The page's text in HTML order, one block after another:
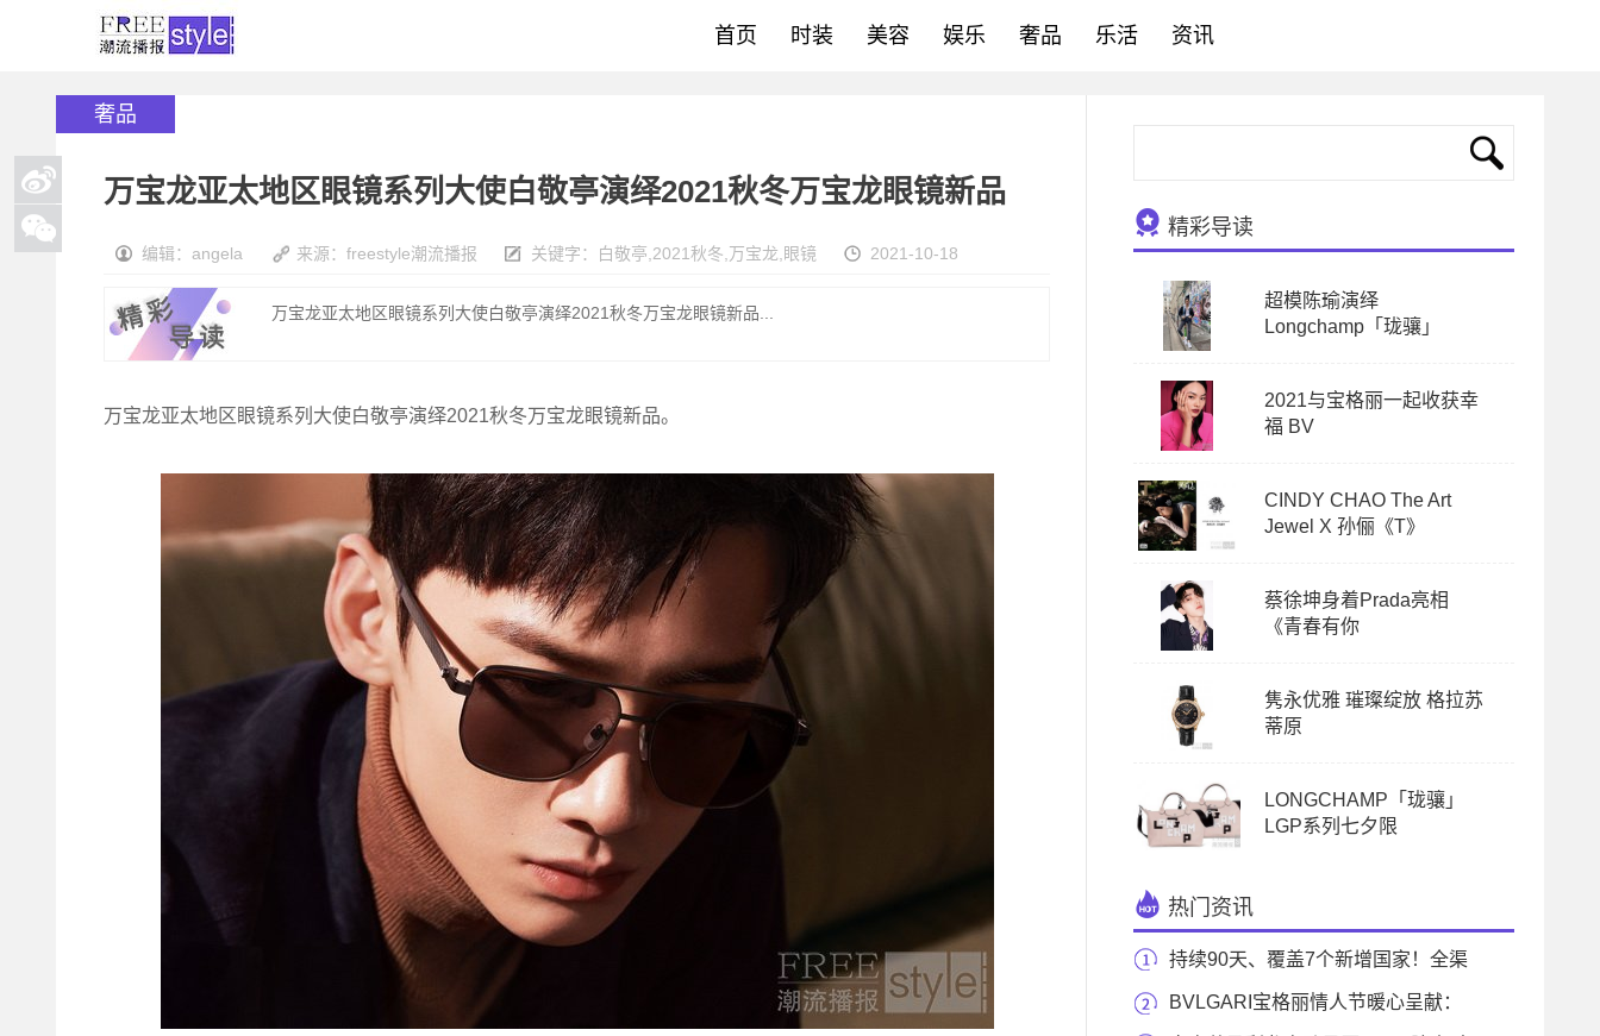
首页 时装 美容 娱乐 奢品 乐活 资讯
奢品
万宝龙亚太地区眼镜系列大使白敬亭演绎2021秋冬万宝龙眼镜新品
编辑：angela 来源：freestyle潮流播报 关键字： 白敬亭 2021秋冬 万宝龙 眼镜 2021-10-18
万宝龙亚太地区眼镜系列大使白敬亭演绎2021秋冬万宝龙眼镜新品...
万宝龙亚太地区眼镜系列大使白敬亭演绎2021秋冬万宝龙眼镜新品。
精彩导读
超模陈瑜演绎
Longchamp「珑骧」
2021与宝格丽一起收获幸
福 BV
CINDY CHAO The Art
Jewel X 孙俪《T》
蔡徐坤身着Prada亮相
《青春有你
隽永优雅 璀璨绽放 格拉苏
蒂原
LONGCHAMP「珑骧」
LGP系列七夕限
热门资讯
持续90天、覆盖7个新增国家！全渠
道布局再拓版
BVLGARI宝格丽情人节暖心呈献：